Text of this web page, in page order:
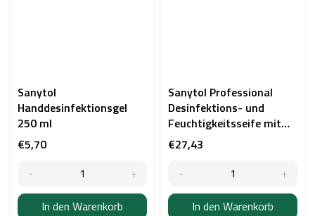
Sanytol
Handdesinfektionsgel
250 ml
€5,70
In den Warenkorb
Sanytol Professional
Desinfektions- und
Feuchtigkeitsseife mit
Aloe Vera und Bio-
Grüntee, 5 l
€27,43
In den Warenkorb